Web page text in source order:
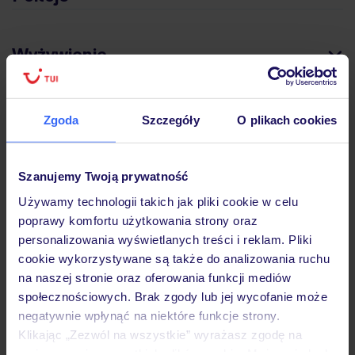
Zgoda Szczegóły O plikach cookies
Szanujemy Twoją prywatność
Używamy technologii takich jak pliki cookie w celu
poprawy komfortu użytkowania strony oraz
personalizowania wyświetlanych treści i reklam. Pliki
cookie wykorzystywane są także do analizowania ruchu
na naszej stronie oraz oferowania funkcji mediów
społecznościowych. Brak zgody lub jej wycofanie może
negatywnie wpłynąć na niektóre funkcje strony.
Klikając „Zezwól na wszystkie” wyrażasz zgodę na
Wyżywienie
Atrakcje
Ważne informacje
Często zadawane pytania
Jak zmienić uczestników/osobę zgłaszającą?
Czy w Hotelu będzie przedstawiciel TUI?
Na jakiej podstawie i gdzie otrzymam karty
pokładowe/bilety lotnicze?